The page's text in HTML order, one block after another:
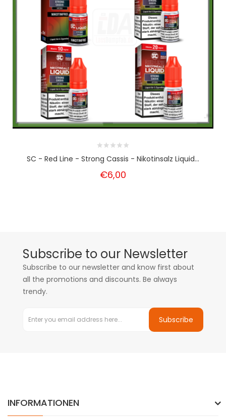
SC - Red Line - Strong Cassis - Nikotinsalz Liquid...
€6,00
Subscribe to our Newsletter
Subscribe to our newsletter and know first about
all the promotions and discounts. Be always
trendy.
Subscribe
INFORMATIONEN